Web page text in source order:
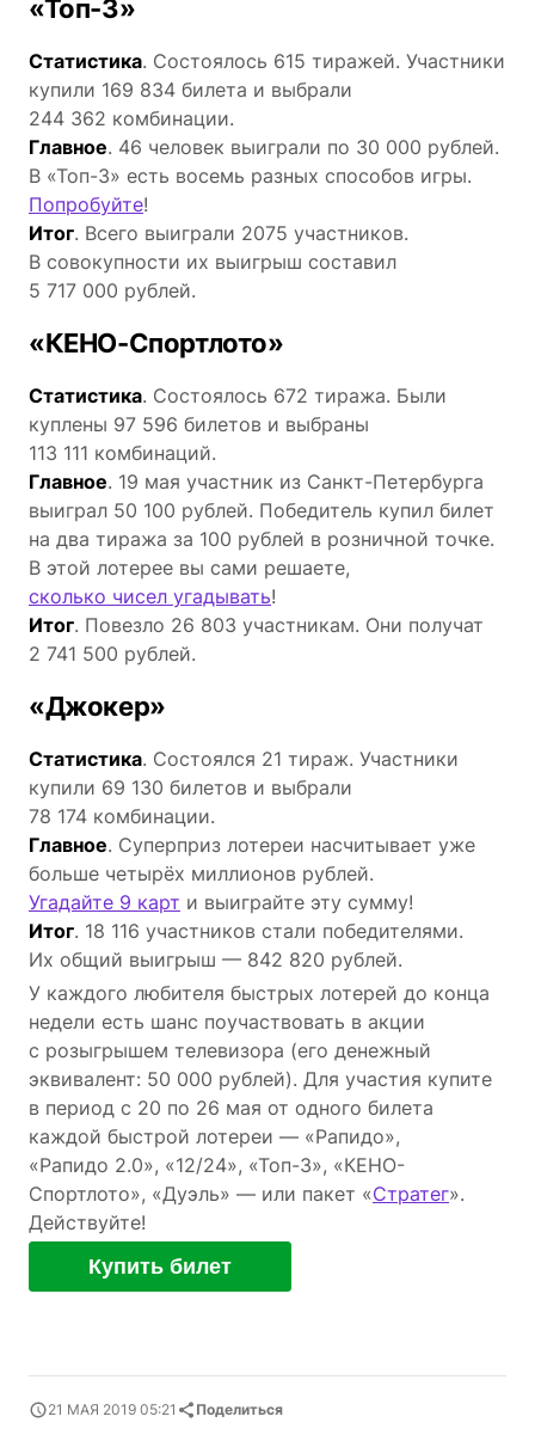
«Топ-3»
Статистика. Состоялось 615 тиражей. Участники
купили 169 834 билета и выбрали
244 362 комбинации.
Главное. 46 человек выиграли по 30 000 рублей.
В «Топ-3» есть восемь разных способов игры.
Попробуйте!
Итог. Всего выиграли 2075 участников.
В совокупности их выигрыш составил
5 717 000 рублей.
«КЕНО-Спортлото»
Статистика. Состоялось 672 тиража. Были
куплены 97 596 билетов и выбраны
113 111 комбинаций.
Главное. 19 мая участник из Санкт-Петербурга
выиграл 50 100 рублей. Победитель купил билет
на два тиража за 100 рублей в розничной точке.
В этой лотерее вы сами решаете,
сколько чисел угадывать!
Итог. Повезло 26 803 участникам. Они получат
2 741 500 рублей.
«Джокер»
Статистика. Состоялся 21 тираж. Участники
купили 69 130 билетов и выбрали
78 174 комбинации.
Главное. Суперприз лотереи насчитывает уже
больше четырёх миллионов рублей.
Угадайте 9 карт и выиграйте эту сумму!
Итог. 18 116 участников стали победителями.
Их общий выигрыш — 842 820 рублей.
У каждого любителя быстрых лотерей до конца
недели есть шанс поучаствовать в акции
с розыгрышем телевизора (его денежный
эквивалент: 50 000 рублей). Для участия купите
в период с 20 по 26 мая от одного билета
каждой быстрой лотереи — «Рапидо»,
«Рапидо 2.0», «12/24», «Топ-3», «КЕНО-
Спортлото», «Дуэль» — или пакет «Стратег».
Действуйте!
Купить билет
21 МАЯ 2019 05:21 Поделиться